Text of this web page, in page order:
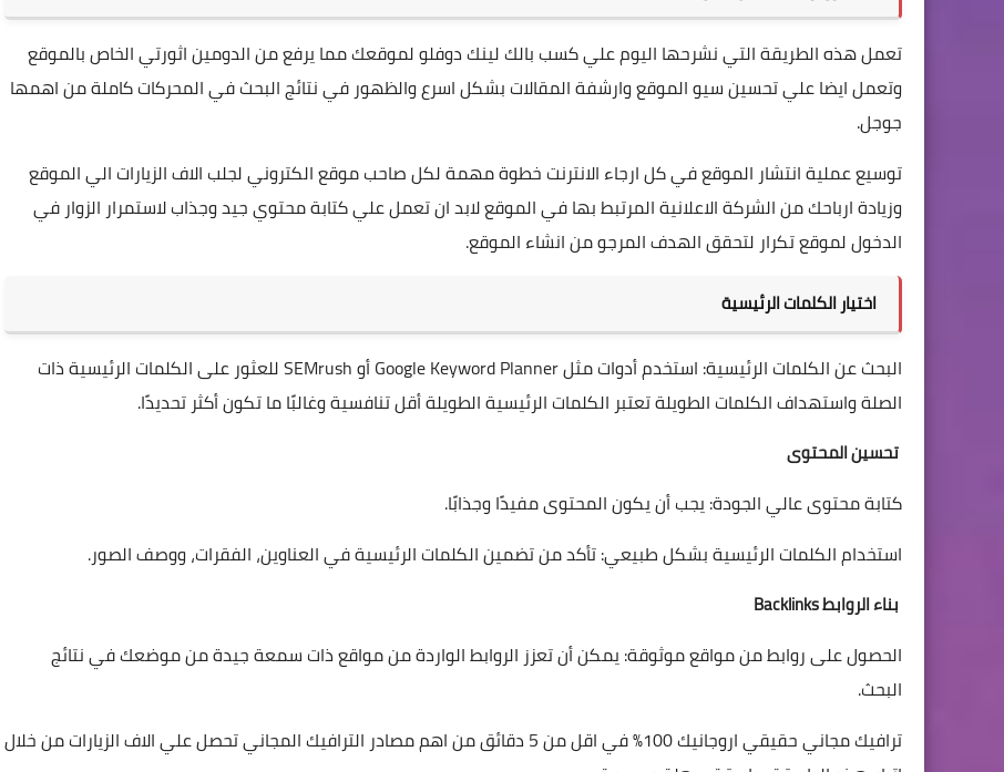
تعمل هذه الطريقة التي نشرحها اليوم علي كسب بالك لينك دوفلو لموقعك مما يرفع من الدومين اثورتي الخاص بالموقع
وتعمل ايضا علي تحسين سيو الموقع وارشفة المقالات بشكل اسرع والظهور في نتائج البحث في المحركات كاملة من اهمها
جوجل.
توسيع عملية انتشار الموقع في كل ارجاء الانترنت خطوة مهمة لكل صاحب موقع الكتروني لجلب الاف الزيارات الي الموقع
وزيادة ارباحك من الشركة الاعلانية المرتبط بها في الموقع لابد ان تعمل علي كتابة محتوي جيد وجذاب لاستمرار الزوار في
الدخول لموقع تكرار لتحقق الهدف المرجو من انشاء الموقع.
اختيار الكلمات الرئيسية
البحث عن الكلمات الرئيسية: استخدم أدوات مثل Google Keyword Planner أو SEMrush للعثور على الكلمات الرئيسية ذات
الصلة واستهداف الكلمات الطويلة تعتبر الكلمات الرئيسية الطويلة أقل تنافسية وغالبًا ما تكون أكثر تحديدًا.
تحسين المحتوى
كتابة محتوى عالي الجودة: يجب أن يكون المحتوى مفيدًا وجذابًا.
استخدام الكلمات الرئيسية بشكل طبيعي: تأكد من تضمين الكلمات الرئيسية في العناوين، الفقرات، ووصف الصور.
بناء الروابط Backlinks
الحصول على روابط من مواقع موثوقة: يمكن أن تعزز الروابط الواردة من مواقع ذات سمعة جيدة من موضعك في نتائج
البحث.
ترافيك مجاني حقيقي اروجانيك 100% في اقل من 5 دقائق من اهم مصادر الترافيك المجاني تحصل علي الاف الزيارات من خلال